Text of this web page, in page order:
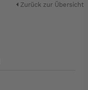
Zurück zur Übersicht